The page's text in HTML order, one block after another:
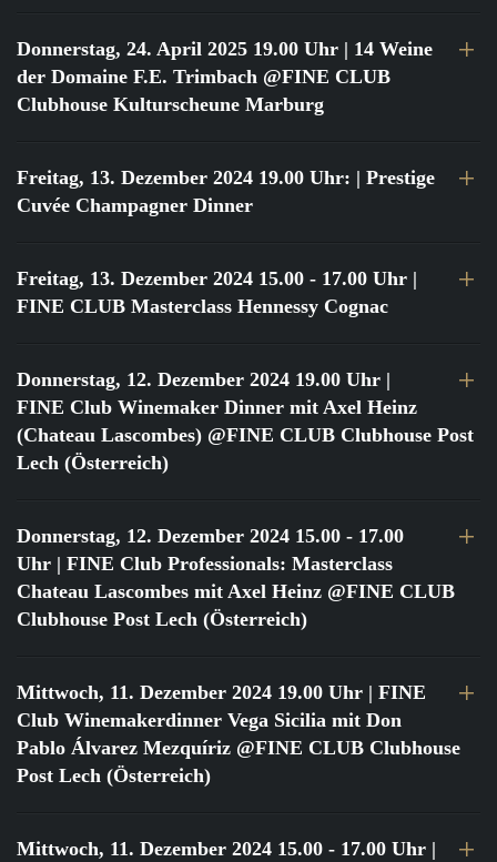
Donnerstag, 24. April 2025 19.00 Uhr | 14 Weine
der Domaine F.E. Trimbach @FINE CLUB
Clubhouse Kulturscheune Marburg
Freitag, 13. Dezember 2024 19.00 Uhr: | Prestige
Cuvée Champagner Dinner
Freitag, 13. Dezember 2024 15.00 - 17.00 Uhr |
FINE CLUB Masterclass Hennessy Cognac
Donnerstag, 12. Dezember 2024 19.00 Uhr |
FINE Club Winemaker Dinner mit Axel Heinz
(Chateau Lascombes) @FINE CLUB Clubhouse Post
Lech (Österreich)
Donnerstag, 12. Dezember 2024 15.00 - 17.00
Uhr | FINE Club Professionals: Masterclass
Chateau Lascombes mit Axel Heinz @FINE CLUB
Clubhouse Post Lech (Österreich)
Mittwoch, 11. Dezember 2024 19.00 Uhr | FINE
Club Winemakerdinner Vega Sicilia mit Don
Pablo Álvarez Mezquíriz @FINE CLUB Clubhouse
Post Lech (Österreich)
Mittwoch, 11. Dezember 2024 15.00 - 17.00 Uhr |